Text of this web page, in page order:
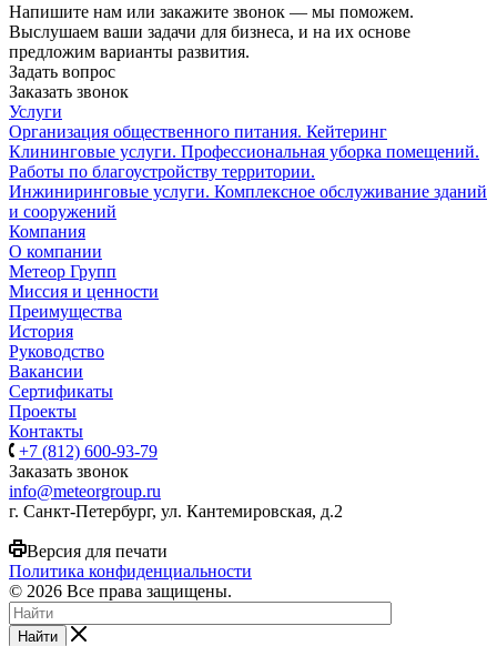
Напишите нам или закажите звонок — мы поможем.
Выслушаем ваши задачи для бизнеса, и на их основе
предложим варианты развития.
Задать вопрос
Заказать звонок
Услуги
Организация общественного питания. Кейтеринг
Клининговые услуги. Профессиональная уборка помещений.
Работы по благоустройству территории.
Инжиниринговые услуги. Комплексное обслуживание зданий
и сооружений
Компания
О компании
Метеор Групп
Миссия и ценности
Преимущества
История
Руководство
Вакансии
Сертификаты
Проекты
Контакты
+7 (812) 600-93-79
Заказать звонок
info@meteorgroup.ru
г. Санкт-Петербург, ул. Кантемировская, д.2
Версия для печати
Политика конфиденциальности
© 2026 Все права защищены.
Найти